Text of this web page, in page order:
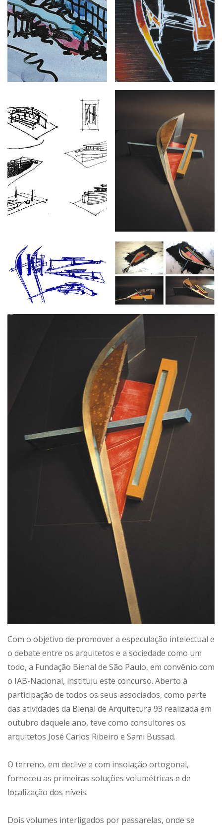
Com o objetivo de promover a especulação intelectual e
o debate entre os arquitetos e a sociedade como um
todo, a Fundação Bienal de São Paulo, em convênio com
o IAB-Nacional, instituiu este concurso. Aberto à
participação de todos os seus associados, como parte
das atividades da Bienal de Arquitetura 93 realizada em
outubro daquele ano, teve como consultores os
arquitetos José Carlos Ribeiro e Sami Bussad.
O terreno, em declive e com insolação ortogonal,
forneceu as primeiras soluções volumétricas e de
localização dos níveis.
Dois volumes interligados por passarelas, onde se